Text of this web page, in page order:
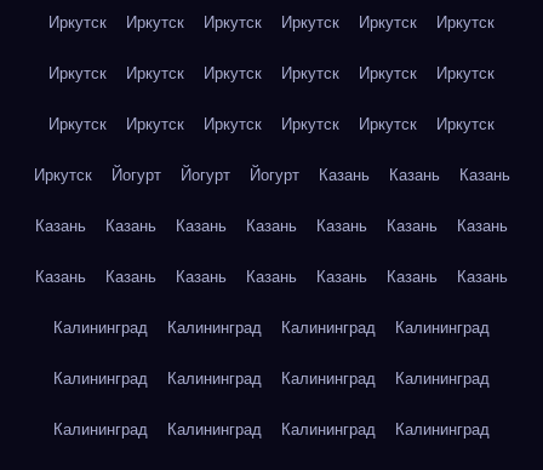
Иркутск Иркутск Иркутск Иркутск Иркутск Иркутск
Иркутск Иркутск Иркутск Иркутск Иркутск Иркутск
Иркутск Иркутск Иркутск Иркутск Иркутск Иркутск
Иркутск Йогурт Йогурт Йогурт Казань Казань Казань
Казань Казань Казань Казань Казань Казань Казань
Казань Казань Казань Казань Казань Казань Казань
Калининград Калининград Калининград Калининград
Калининград Калининград Калининград Калининград
Калининград Калининград Калининград Калининград